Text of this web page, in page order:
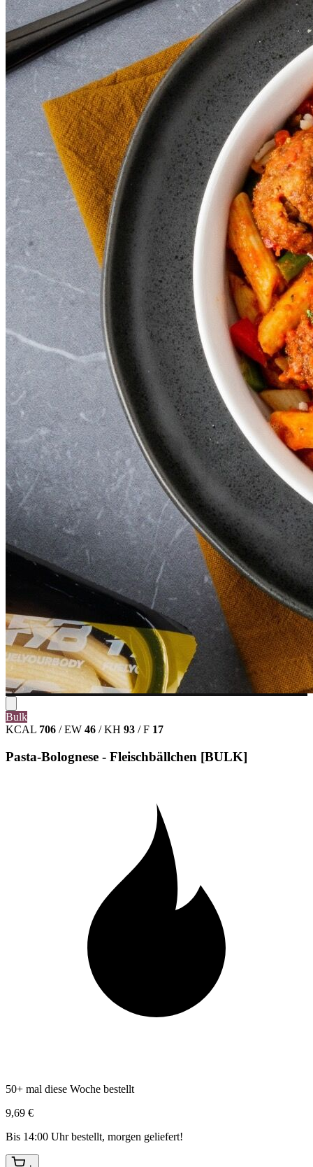
Bulk
KCAL 706 / EW 46 / KH 93 / F 17
Pasta-Bolognese - Fleischbällchen [BULK]
50+ mal diese Woche bestellt
9,69 €
Bis 14:00 Uhr bestellt, morgen geliefert!